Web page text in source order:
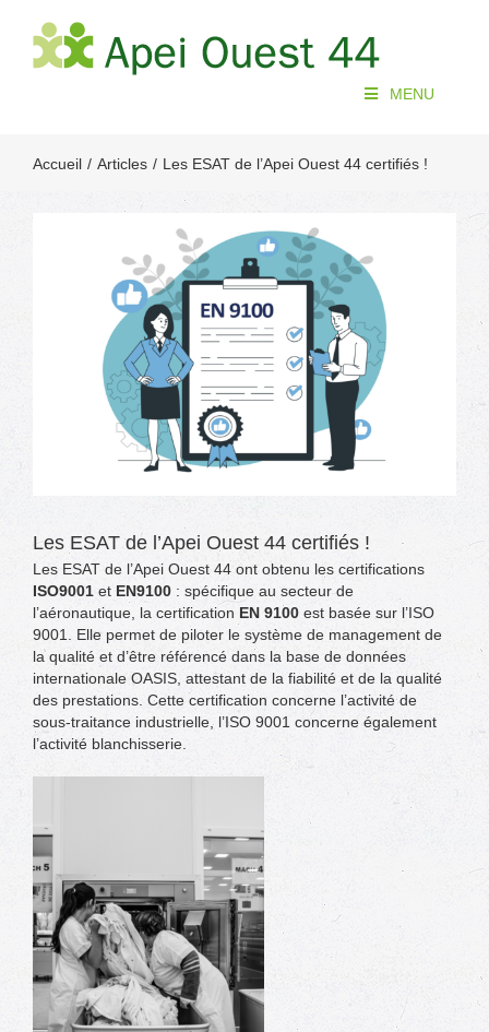
contenu
MENU
Accueil Articles Les ESAT de l’Apei Ouest 44 certifiés !
Les ESAT de l’Apei Ouest 44 certifiés !
Les ESAT de l’Apei Ouest 44 ont obtenu les certifications
ISO9001et EN9100: spécifique au secteur de
l’aéronautique, la certification EN 9100est basée sur l’ISO
9001. Elle permet de piloter le système de management de
la qualité et d’être référencé dans la base de données
internationale OASIS, attestant de la fiabilité et de la qualité
des prestations. Cette certification concerne l’activité de
sous-traitance industrielle, l’ISO 9001 concerne également
l’activité blanchisserie.